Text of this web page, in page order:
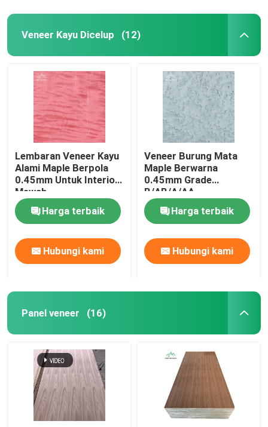
Veneer Kayu Dicelup (12)
Lembaran Veneer Kayu
Alami Maple Berpola
0.45mm Untuk Interior
Mewah
Harga terbaik
Hubungi kami
Veneer Burung Mata
Maple Berwarna
0.45mm Grade
B/AB/A/AA
Harga terbaik
Hubungi kami
Panel veneer (16)